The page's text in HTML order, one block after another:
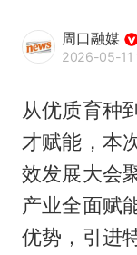
周口融媒
2026-05-11
从优质育种
才赋能，本
效发展大会
产业全面赋
优势，引进